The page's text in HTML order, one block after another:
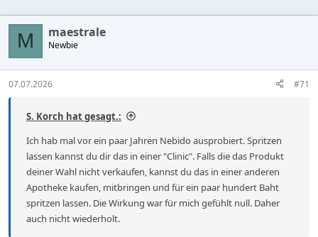
l
e
r
l
M maestrale
Newbie
07.07.2026 #71
S. Korch hat gesagt.:
Ich hab mal vor ein paar Jahren Nebido ausprobiert. Spritzen
lassen kannst du dir das in einer "Clinic". Falls die das Produkt
deiner Wahl nicht verkaufen, kannst du das in einer anderen
Apotheke kaufen, mitbringen und für ein paar hundert Baht
spritzen lassen. Die Wirkung war für mich gefühlt null. Daher
auch nicht wiederholt.